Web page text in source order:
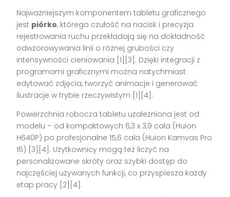
Najważniejszym komponentem tabletu graficznego
jest piórko, którego czułość na nacisk i precyzja
rejestrowania ruchu przekładają się na dokładność
odwzorowywania linii o różnej grubości czy
intensywności cieniowania [1][3] . Dzięki integracji z
programami graficznymi można natychmiast
edytować zdjęcia, tworzyć animacje i generować
ilustracje w trybie rzeczywistym [1][4] .
Powierzchnia robocza tabletu uzależniona jest od
modelu – od kompaktowych 6,3 x 3,9 cala (Huion
H640P) po profesjonalne 15,6 cala (Huion Kamvas Pro
16) [3][4] . Użytkownicy mogą też liczyć na
personalizowane skróty oraz szybki dostęp do
najczęściej używanych funkcji, co przyspiesza każdy
etap pracy [2][4] .